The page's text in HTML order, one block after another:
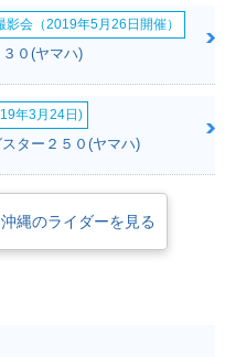
会（2019年5月26日開催）
０(ヤマハ)
年3月24日)
ター２５０(ヤマハ)
縄のライダーを見る